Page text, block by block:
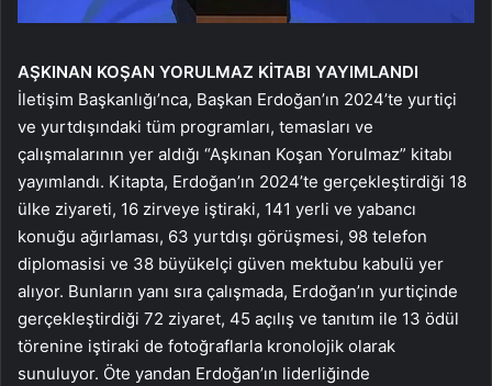
AŞKINAN KOŞAN YORULMAZ KİTABI YAYIMLANDI
İletişim Başkanlığı’nca, Başkan Erdoğan’ın 2024’te yurtiçi
ve yurtdışındaki tüm programları, temasları ve
çalışmalarının yer aldığı “Aşkınan Koşan Yorulmaz” kitabı
yayımlandı. Kitapta, Erdoğan’ın 2024’te gerçekleştirdiği 18
ülke ziyareti, 16 zirveye iştiraki, 141 yerli ve yabancı
konuğu ağırlaması, 63 yurtdışı görüşmesi, 98 telefon
diplomasisi ve 38 büyükelçi güven mektubu kabulü yer
alıyor. Bunların yanı sıra çalışmada, Erdoğan’ın yurtiçinde
gerçekleştirdiği 72 ziyaret, 45 açılış ve tanıtım ile 13 ödül
törenine iştiraki de fotoğraflarla kronolojik olarak
sunuluyor. Öte yandan Erdoğan’ın liderliğinde